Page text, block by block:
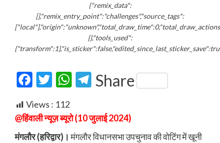
{"remix_data":
[],"remix_entry_point":"challenges","source_tags":
{},"tools_used":
Facebook
Twitter
WhatsApp
Telegram
Share
Views : 112
@हिंवाली न्यूज़ ब्यूरो (10 जुलाई 2024)
मंगलौर (हरिद्वार)। मंगलौर विधानसभा उपचुनाव की वोटिंग में खूनी